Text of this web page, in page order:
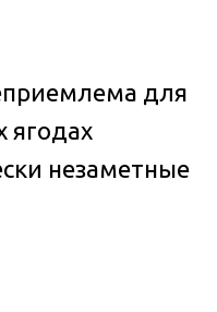
для
ягодах
незаметные